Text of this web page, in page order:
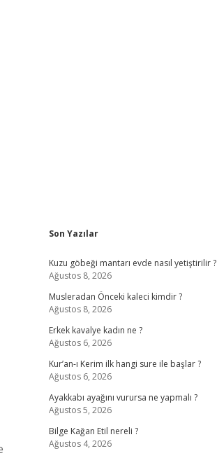
Sidebar
Son Yazılar
Kuzu göbeği mantarı evde nasıl yetiştirilir ?
Ağustos 8, 2026
Musleradan Önceki kaleci kimdir ?
Ağustos 8, 2026
Erkek kavalye kadın ne ?
Ağustos 6, 2026
Kur’an-ı Kerim ilk hangi sure ile başlar ?
Ağustos 6, 2026
Ayakkabı ayağını vurursa ne yapmalı ?
Ağustos 5, 2026
Bilge Kağan Etil nereli ?
Ağustos 4, 2026
piabellacasinohiltonbet giriş